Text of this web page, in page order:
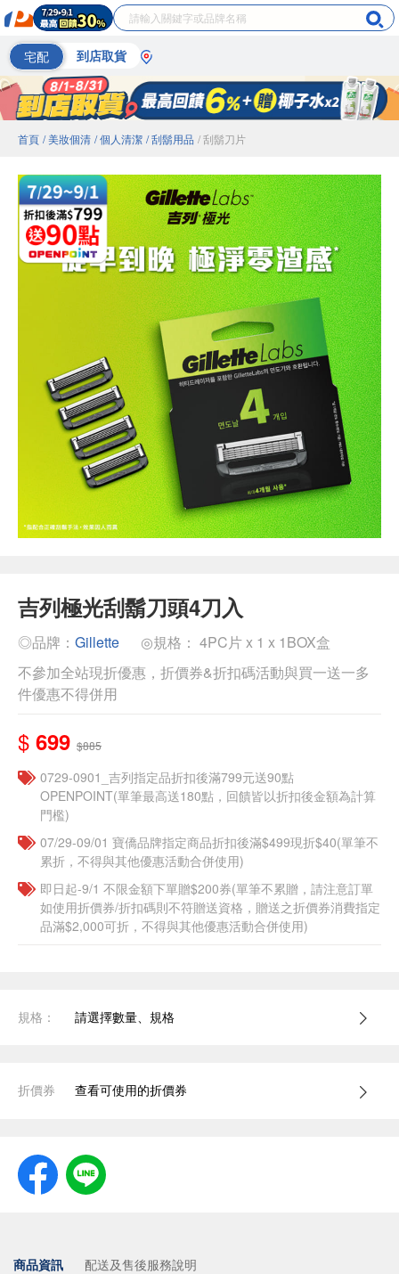
宅配 到店取貨
首頁 / 美妝個清 / 個人清潔 / 刮鬍用品 / 刮鬍刀片
吉列極光刮鬍刀頭4刀入
◎品牌： Gillette
◎規格： 4PC片 x 1 x 1BOX盒
不參加全站現折優惠，折價券&折扣碼活動與買一送一多
件優惠不得併用
$ 699 $885
0729-0901_吉列指定品折扣後滿799元送90點
OPENPOINT(單筆最高送180點，回饋皆以折扣後金額為計算
門檻)
07/29-09/01 寶僑品牌指定商品折扣後滿$499現折$40(單筆不
累折，不得與其他優惠活動合併使用)
即日起-9/1 不限金額下單贈$200券(單筆不累贈，請注意訂單
如使用折價券/折扣碼則不符贈送資格，贈送之折價券消費指定
品滿$2,000可折，不得與其他優惠活動合併使用)
規格： 請選擇數量、規格
折價券 查看可使用的折價券
商品資訊 配送及售後服務說明